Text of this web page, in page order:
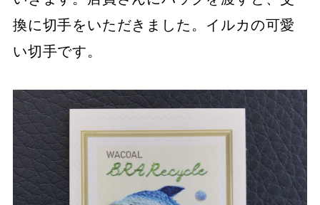
換に切手をいただきました。イルカの可愛
い切手です。